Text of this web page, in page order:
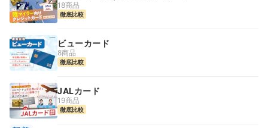
18商品
徹底比較
ビューカード
8商品
徹底比較
JALカード
19商品
徹底比較